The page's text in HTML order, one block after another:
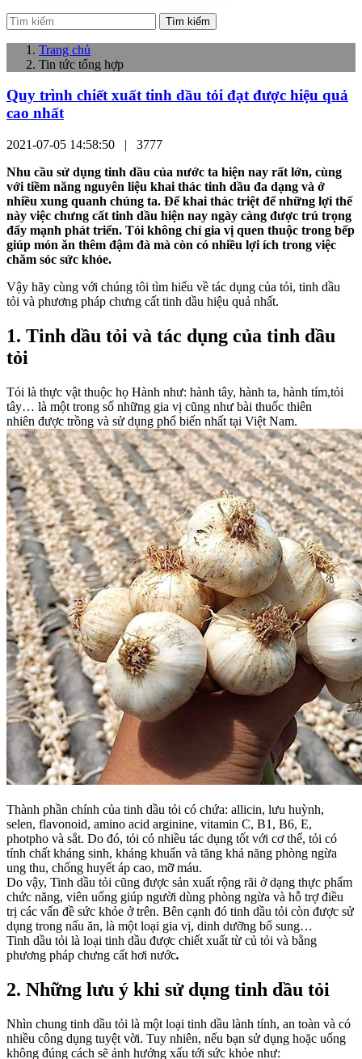
Tìm kiếm
Trang chủ
Tin tức tổng hợp
Quy trình chiết xuất tinh dầu tỏi đạt được hiệu quả
cao nhất
2021-07-05 14:58:50 | 3777
Nhu cầu sử dụng tinh dầu của nước ta hiện nay rất lớn, cùng
với tiềm năng nguyên liệu khai thác tinh dầu đa dạng và ở
nhiều xung quanh chúng ta. Để khai thác triệt để những lợi thế
này việc chưng cất tinh dầu hiện nay ngày càng được trú trọng
đẩy mạnh phát triển. Tỏi không chỉ gia vị quen thuộc trong bếp
giúp món ăn thêm đậm đà mà còn có nhiều lợi ích trong việc
chăm sóc sức khỏe.
Vậy hãy cùng với chúng tôi tìm hiểu về tác dụng của tỏi, tinh dầu
tỏi và phương pháp chưng cất tinh dầu hiệu quả nhất.
1. Tinh dầu tỏi và tác dụng của tinh dầu
tỏi
Tỏi là thực vật thuộc họ Hành như: hành tây, hành ta, hành tím,tỏi
tây… là một trong số những gia vị cũng như bài thuốc thiên
nhiên được trồng và sử dụng phổ biến nhất tại Việt Nam.
Thành phần chính của tinh dầu tỏi có chứa: allicin, lưu huỳnh,
selen, flavonoid, amino acid arginine, vitamin C, B1, B6, E,
photpho và sắt. Do đó, tỏi có nhiều tác dụng tốt với cơ thể, tỏi có
tính chất kháng sinh, kháng khuẩn và tăng khả năng phòng ngừa
ung thu, chống huyết áp cao, mỡ máu.
Do vậy, Tinh dầu tỏi cũng được sản xuất rộng rãi ở dạng thực phẩm
chức năng, viên uống giúp người dùng phòng ngừa và hỗ trợ điều
trị các vấn đề sức khỏe ở trên. Bên cạnh đó tinh dầu tỏi còn được sử
dụng trong nấu ăn, là một loại gia vị, dinh dưỡng bổ sung…
Tinh dầu tỏi là loại tinh dầu được chiết xuất từ củ tỏi và bằng
phương pháp chưng cất hơi nước.
2. Những lưu ý khi sử dụng tinh dầu tỏi
Nhìn chung tinh dầu tỏi là một loại tinh dầu lành tính, an toàn và có
nhiều công dụng tuyệt vời. Tuy nhiên, nếu bạn sử dụng hoặc uống
không đúng cách sẽ ảnh hưởng xấu tới sức khỏe như: